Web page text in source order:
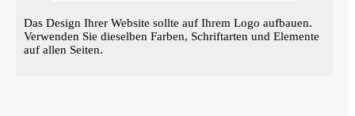
Das Design Ihrer Website sollte auf Ihrem Logo aufbauen.
Verwenden Sie dieselben Farben, Schriftarten und Elemente
auf allen Seiten.